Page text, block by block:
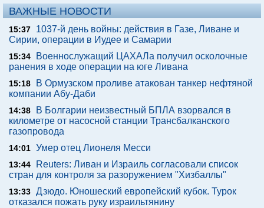
ВАЖНЫЕ НОВОСТИ
15:37
1037-й день войны: действия в Газе, Ливане и
Сирии, операции в Иудее и Самарии
15:34
Военнослужащий ЦАХАЛа получил осколочные
ранения в ходе операции на юге Ливана
15:18
В Ормузском проливе атакован танкер нефтяной
компании Абу-Даби
14:38
В Болгарии неизвестный БПЛА взорвался в
километре от насосной станции Трансбалканского
газопровода
14:01 Умер отец Лионеля Месси
13:44
Reuters: Ливан и Израиль согласовали список
стран для контроля за разоружением "Хизбаллы"
13:33 Дзюдо. Юношеский европейский кубок. Турок
отказался пожать руку израильтянину